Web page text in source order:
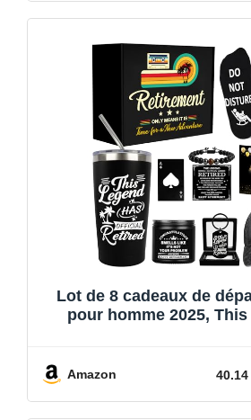
Lot de 8 cadeaux de
pour homme 2025,
patron, amis, retraités,
Amazon 40.14